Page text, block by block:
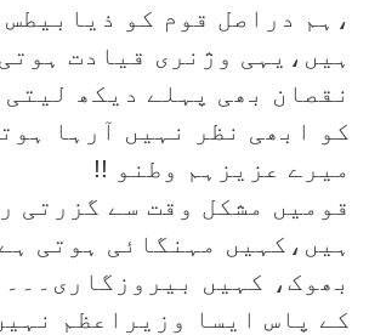
،ہم دراصل قوم کو
ہیں،یہی وژنری قیادت
نقصان بھی پہلے دیکھ
کو ابھی نظر نہیں آرہا
میرے عزیزہم وطنو !!
قومیں مشکل وقت سے گزرتی
ہیں،کہیں مہنگائی ہوتی
بھوک، کہیں
کے پاس ایسا وزیراعظم